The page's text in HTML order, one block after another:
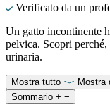
Verificato da un
Un gatto incontinente
pelvica. Scopri
urinaria.
Mostra tutto
Mostra
Sommario + −